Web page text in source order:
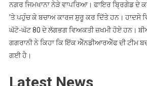
ਨਗਰ ਜਿਮਖਾਨਾ ਨੇੜੇ ਵਾਪਰਿਆ। ਫਾਇਰ ਬ੍ਰਿਗੇਡ ਦੇ
’ਤੇ ਪਹੁੰਚ ਕੇ ਬਚਾਅ ਕਾਰਜ ਸ਼ੁਰੂ ਕਰ ਦਿੱਤੇ ਹਨ।
ਘੱਟੋ-ਘੱਟ 80 ਦੇ ਲੱਗਭਗ ਵਿਅਕਤੀ ਜ਼ਖਮੀ ਹੋਏ ਹਨ।
ਗਗਰਾਨੀ ਨੇ ਕਿਹਾ ਕਿ ਇੱਕ ਐੱਨਡੀਆਰਐੱਫ ਦੀ ਟੀਮ
ਗਈ ਹੈ।
Latest News